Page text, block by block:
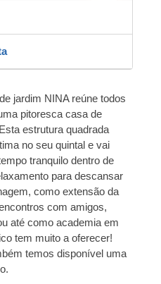
jardim NINA reúne todos
pitoresca casa de
estrutura quadrada
no seu quintal e vai
tranquilo dentro de
para descansar
como extensão da
com amigos,
até como academia em
tem muito a oferecer!
temos disponível uma